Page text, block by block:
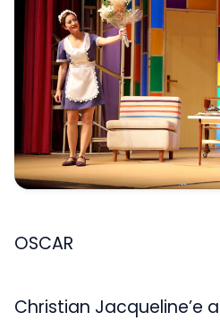
OSCAR
Christian Jacqueline’e